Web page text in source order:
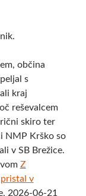
občina
s
kraj
reševalcem
skiro ter
NMP Krško so
v SB Brežice.
Z
v
2026-06-21